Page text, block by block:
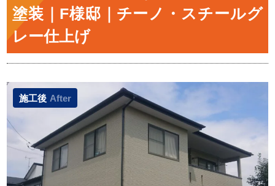
塗装｜F様邸｜チーノ・スチールグ
レー仕上げ
施工後 After